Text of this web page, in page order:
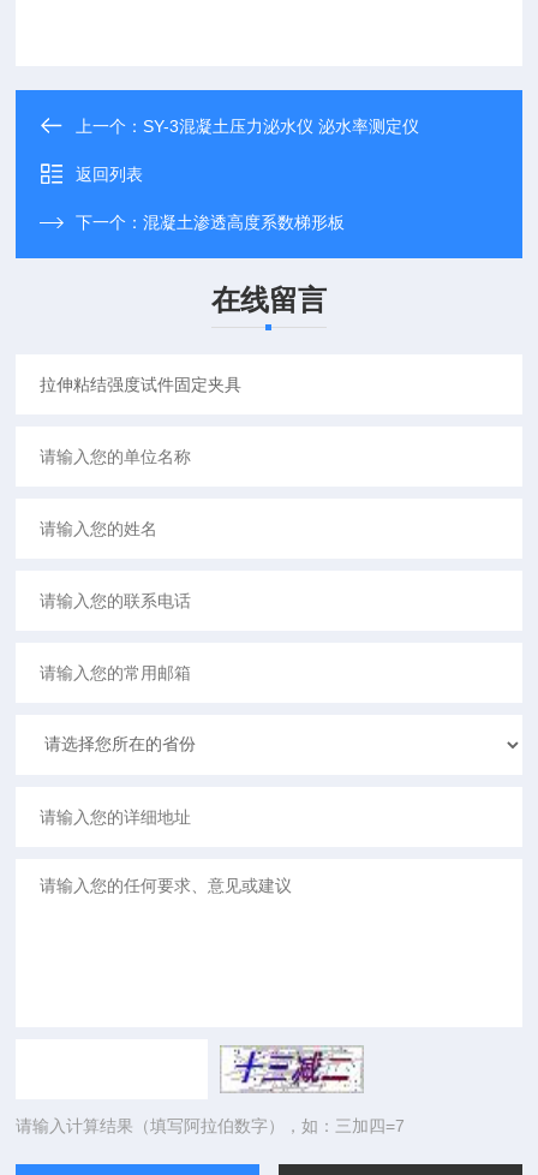
上一个：SY-3混凝土压力泌水仪 泌水率测定仪
返回列表
下一个：混凝土渗透高度系数梯形板
在线留言
请输入计算结果（填写阿拉伯数字），如：三加四=7